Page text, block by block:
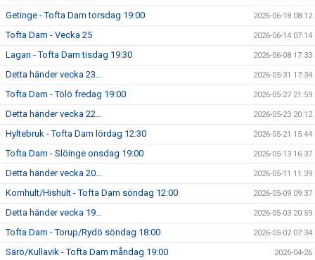
Getinge - Tofta Dam torsdag 19:00 2026-06-18 08:12
Tofta Dam - Vecka 25 2026-06-14 07:14
Lagan - Tofta Dam tisdag 19:30 2026-06-08 17:33
Detta händer vecka 23... 2026-05-31 17:34
Tofta Dam - Tölö fredag 19:00 2026-05-27 21:59
Detta händer vecka 22... 2026-05-23 20:12
Hyltebruk - Tofta Dam lördag 12:30 2026-05-21 15:44
Tofta Dam - Slöinge onsdag 19:00 2026-05-13 16:37
Detta händer vecka 20... 2026-05-11 11:39
Kornhult/Hishult - Tofta Dam söndag 12:00 2026-05-09 09:37
Detta händer vecka 19... 2026-05-03 20:59
Tofta Dam - Torup/Rydö söndag 18:00 2026-05-02 07:34
Särö/Kullavik - Tofta Dam måndag 19:00 2026-04-26